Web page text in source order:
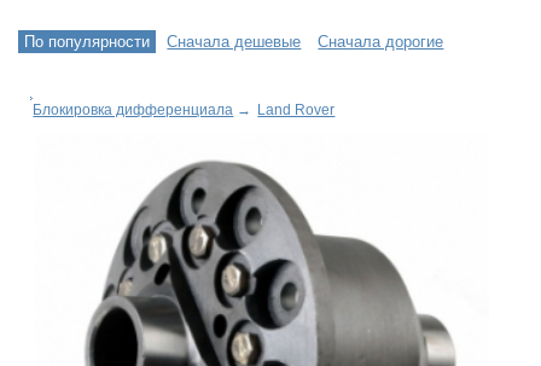
По популярности Сначала дешевые Сначала дорогие
Блокировка дифференциала → Land Rover